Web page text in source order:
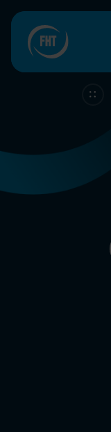
Ons bedrijf